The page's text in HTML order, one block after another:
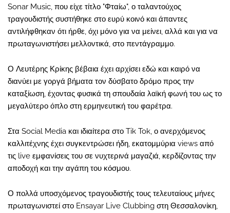
Sonar Music, που είχε τίτλο "Φταίω", ο ταλαντούχος
τραγουδιστής συστήθηκε στο ευρύ κοινό και άπαντες
αντιλήφθηκαν ότι ήρθε, όχι μόνο για να μείνει, αλλά και για να
πρωταγωνιστήσει μελλοντικά, στο πεντάγραμμο.
Ο Λευτέρης Κρίκης βέβαια έχει αρχίσει εδώ και καιρό να
διανύει με γοργά βήματα τον δύσβατο δρόμο προς την
καταξίωση, έχοντας φυσικά τη σπουδαία λαϊκή φωνή του ως το
μεγαλύτερο όπλο στη ερμηνευτική του φαρέτρα.
Στα Social Media και ιδιαίτερα στο Tik Tok, ο ανερχόμενος
καλλιτέχνης έχει συγκεντρώσει ήδη, εκατομμύρια views από
τις live εμφανίσεις του σε νυχτερινά μαγαζιά, κερδίζοντας την
αποδοχή και την αγάπη του κόσμου.
Ο πολλά υποσχόμενος τραγουδιστής τους τελευταίους μήνες
πρωταγωνιστεί στο Ensayar Live Clubbing στη Θεσσαλονίκη,